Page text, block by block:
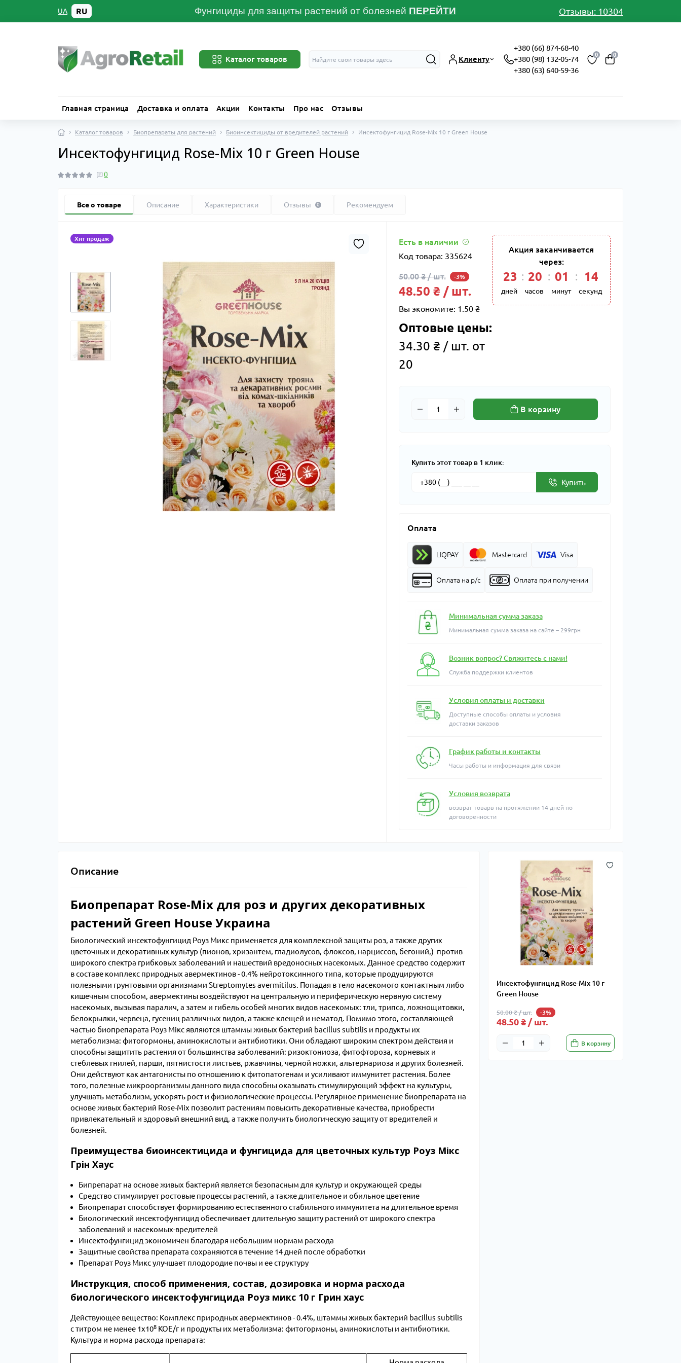
UA RU Фунгициды для защиты растений от болезней ПЕРЕЙТИ Отзывы: 10304
Каталог товаров Клиенту
+380 (66) 874-68-40
+380 (98) 132-05-74
+380 (63) 640-59-36
0 0
Главная страница Доставка и оплата Акции Контакты Про нас Отзывы
Каталог товаров Биопрепараты для растений Биоинсектициды от вредителей растений Инсектофунгицид Rose-Mix 10 г Green House
Инсектофунгицид Rose-Mix 10 г Green House
0
Все о товаре Описание Характеристики Отзывы 0 Рекомендуем
Хит продаж
Есть в наличии
Код товара: 335624
50.00 ₴ / шт. -3%
48.50 ₴ / шт.
Вы экономите: 1.50 ₴
Оптовые цены:
34.30 ₴ / шт. от
20
Акция заканчивается
через:
23
дней
20
часов
01
минут
13
секунд
В корзину
Купить этот товар в 1 клик:
Купить
Оплата
LIQPAY Mastercard Visa
Оплата на р/с Оплата при получении
Минимальная сумма заказа
Минимальная сумма заказа на сайте – 299грн
Возник вопрос? Свяжитесь с нами!
Служба поддержки клиентов
Условия оплаты и доставки
Доступные способы оплаты и условия
доставки заказов
График работы и контакты
Часы работы и информация для связи
Условия возврата
возврат товарв на протяжении 14 дней по
договоренности
Инсектофунгицид Rose-Mix 10 г
Green House
50.00 ₴ / шт. -3%
48.50 ₴ / шт.
В корзину
Описание
Биопрепарат Rose-Mix для роз и других декоративных
растений Green House Украина
Биологический инсектофунгицид Роуз Микс применяется для комплексной защиты роз, а также других
цветочных и декоративных культур (пионов, хризантем, гладиолусов, флоксов, нарциссов, бегоний,) против
широкого спектра грибковых заболеваний и нашествий вредоносных насекомых. Данное средство содержит
в составе комплекс природных авермектинов - 0.4% нейротоксинного типа, которые продуцируются
полезными грунтовыми организмами Streptomytes avermitilus. Попадая в тело насекомого контактным либо
кишечным способом, авермектины воздействуют на центральную и периферическую нервную систему
насекомых, вызывая паралич, а затем и гибель особей многих видов насекомых: тли, трипса, ложнощитовки,
белокрылки, червеца, гусениц различных видов, а также клещей и нематод. Помимо этого, составляющей
частью биопрепарата Роуз Мікс являются штаммы живых бактерий bacillus subtilis и продукты их
метаболизма: фитогормоны, аминокислоты и антибиотики. Они обладают широким спектром действия и
способны защитить растения от большинства заболеваний: ризоктониоза, фитофтороза, корневых и
стеблевых гнилей, парши, пятнистости листьев, ржавчины, черной ножки, альтернариоза и других болезней.
Они действуют как антагонисты по отношению к фитопатогенам и усиливают иммунитет растения. Более
того, полезные микроорганизмы данного вида способны оказывать стимулирующий эффект на культуры,
улучшать метаболизм, ускорять рост и физиологические процессы. Регулярное применение биопрепарата на
основе живых бактерий Rose-Mix позволит растениям повысить декоративные качества, приобрести
привлекательный и здоровый внешний вид, а также получить биологическую защиту от вредителей и
болезней.
Преимущества биоинсектицида и фунгицида для цветочных культур Роуз Мікс
Грін Хаус
Бипрепарат на основе живых бактерий является безопасным для культур и окружающей среды
Средство стимулирует ростовые процессы растений, а также длительное и обильное цветение
Биопрепарат способствует формированию естественного стабильного иммунитета на длительное время
Биологический инсектофунгицид обеспечивает длительную защиту растений от широкого спектра
заболеваний и насекомых-вредителей
Инсектофунгицид экономичен благодаря небольшим нормам расхода
Защитные свойства препарата сохраняются в течение 14 дней после обработки
Препарат Роуз Микс улучшает плодородие почвы и ее структуру
Инструкция, способ применения, состав, дозировка и норма расхода
биологического инсектофунгицида Роуз микс 10 г Грин хаус
Действующее вещество: Комплекс природных авермектинов - 0.4%, штаммы живых бактерий bacillus subtilis
с титром не менее 1х108 КОЕ/г и продукты их метаболизма: фитогормоны, аминокислоты и антибиотики.
Культура и норма расхода препарата: